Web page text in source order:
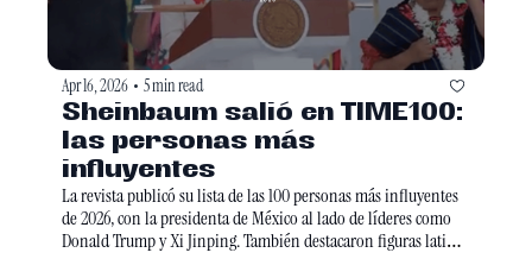
Apr 16, 2026 • 5 min read
Sheinbaum salió en TIME100:
las personas más
influyentes
La revista publicó su lista de las 100 personas más influyentes
de 2026, con la presidenta de México al lado de líderes como
Donald Trump y Xi Jinping. También destacaron figuras latinas